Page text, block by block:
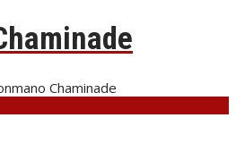
Chaminade